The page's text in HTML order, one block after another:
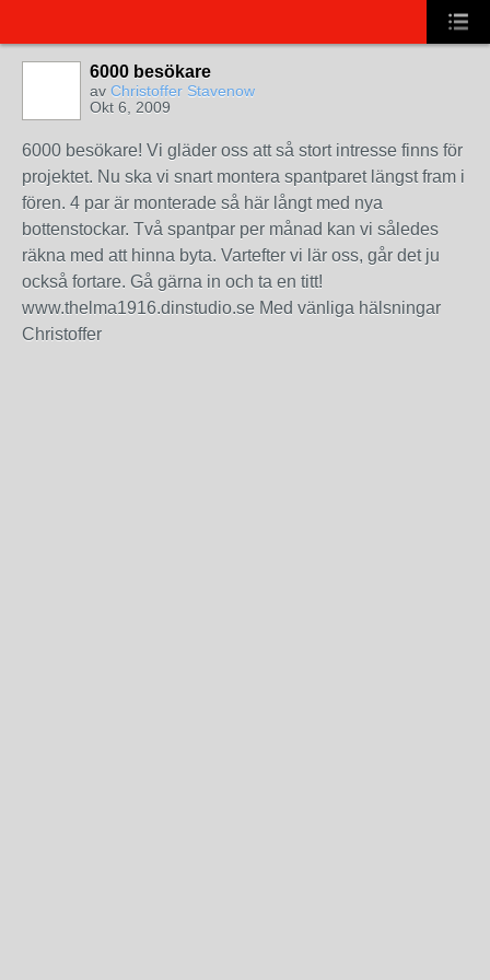
6000 besökare
av Christoffer Stavenow
Okt 6, 2009
6000 besökare! Vi gläder oss att så stort intresse finns för
projektet. Nu ska vi snart montera spantparet längst fram i
fören. 4 par är monterade så här långt med nya
bottenstockar. Två spantpar per månad kan vi således
räkna med att hinna byta. Vartefter vi lär oss, går det ju
också fortare. Gå gärna in och ta en titt!
www.thelma1916.dinstudio.se Med vänliga hälsningar
Christoffer